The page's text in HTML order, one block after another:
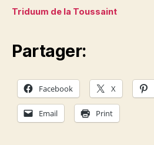
Triduum de la Toussaint
Partager:
Facebook X
Email Print